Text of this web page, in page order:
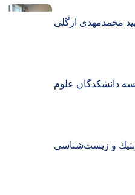
محمدمهدی ازگلی
دانشكدگان علوم
و زيست‌شناسي